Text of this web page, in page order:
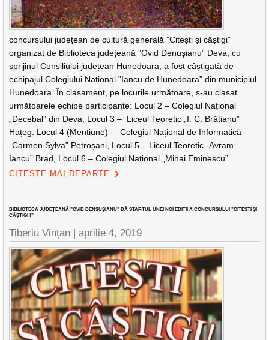
concursului județean de cultură generală ”Citești și câștigi”
organizat de Biblioteca județeană ”Ovid Denușianu” Deva, cu
sprijinul Consiliului județean Hunedoara, a fost câștigată de
echipajul Colegiului Național ”Iancu de Hunedoara” din municipiul
Hunedoara. În clasament, pe locurile următoare, s-au clasat
următoarele echipe participante: Locul 2 – Colegiul Național
„Decebal” din Deva, Locul 3 – Liceul Teoretic „I. C. Brătianu”
Hațeg. Locul 4 (Mențiune) – Colegiul Național de Informatică
„Carmen Sylva” Petroșani, Locul 5 – Liceul Teoretic „Avram
Iancu” Brad, Locul 6 – Colegiul Național „Mihai Eminescu”
CITEȘTE MAI DEPARTE
BIBLIOTECA JUDEȚEANĂ ”OVID DENSUȘIANU” DĂ STARTUL UNEI NOI EDIȚII A CONCURSULUI ”CITEȘTI ȘI
CÂȘTIGI !”
Tiberiu Vințan |aprilie 4, 2019